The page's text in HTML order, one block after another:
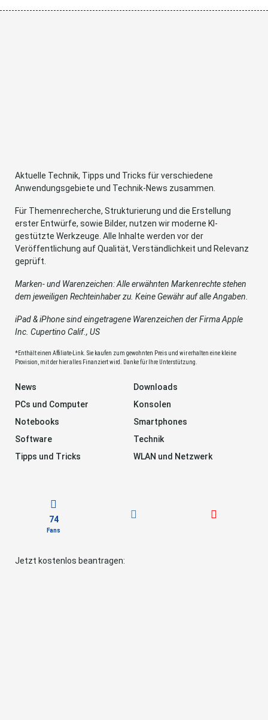
Aktuelle Technik, Tipps und Tricks für verschiedene
Anwendungsgebiete und Technik-News zusammen.
Für Themenrecherche, Strukturierung und die Erstellung
erster Entwürfe, sowie Bilder, nutzen wir moderne KI-
gestützte Werkzeuge. Alle Inhalte werden vor der
Veröffentlichung auf Qualität, Verständlichkeit und Relevanz
geprüft.
Marken- und Warenzeichen: Alle erwähnten Markenrechte stehen
dem jeweiligen Rechteinhaber zu. Keine Gewähr auf alle Angaben.
iPad & iPhone sind eingetragene Warenzeichen der Firma Apple
Inc. Cupertino Calif., US
*Enthält einen Affiliate-Link. Sie kaufen zum gewohnten Preis und wir erhalten eine kleine
Provision, mit der hier alles Finanziert wird. Danke für Ihre Unterstützung.
News
Downloads
PCs und Computer
Konsolen
Notebooks
Smartphones
Software
Technik
Tipps und Tricks
WLAN und Netzwerk
74
Fans
Jetzt kostenlos beantragen: